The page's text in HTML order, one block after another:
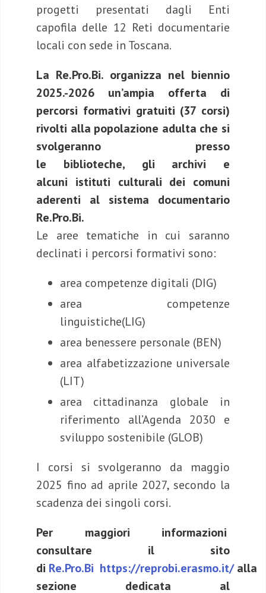
progetti presentati dagli Enti
capofila delle 12 Reti documentarie
locali con sede in Toscana.
La Re.Pro.Bi. organizza nel biennio
2025.-2026 un’ampia offerta di
percorsi formativi gratuiti (37 corsi)
rivolti alla popolazione adulta che si
svolgeranno presso
le biblioteche, gli archivi e
alcuni istituti culturali dei comuni
aderenti al sistema documentario
Re.Pro.Bi.
Le aree tematiche in cui saranno
declinati i percorsi formativi sono:
area competenze digitali (DIG)
area competenze
linguistiche(LIG)
area benessere personale (BEN)
area alfabetizzazione universale
(LIT)
area cittadinanza globale in
riferimento all’Agenda 2030 e
sviluppo sostenibile (GLOB)
I corsi si svolgeranno da maggio
2025 fino ad aprile 2027, secondo la
scadenza dei singoli corsi.
Per maggiori informazioni
consultare il sito
di Re.Pro.Bi https://reprobi.erasmo.it/alla
sezione dedicata al